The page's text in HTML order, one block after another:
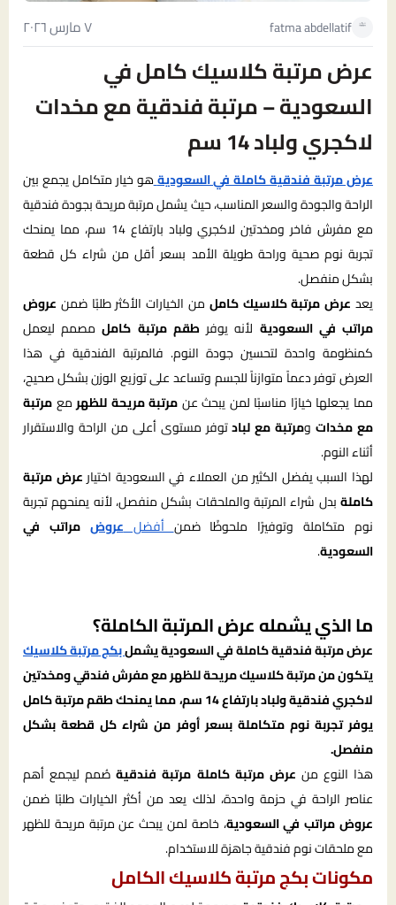
fatma abdellatif ٧ مارس ٢٠٢٦
عرض مرتبة كلاسيك كامل في
السعودية – مرتبة فندقية مع مخدات
لاكجري ولباد 14 سم
عرض مرتبة فندقية كاملة في السعوديةهو خيار متكامل يجمع بين
الراحة والجودة والسعر المناسب، حيث يشمل مرتبة مريحة بجودة فندقية
مع مفرش فاخر ومخدتين لاكجري ولباد بارتفاع 14 سم، مما يمنحك
تجربة نوم صحية وراحة طويلة الأمد بسعر أقل من شراء كل قطعة
بشكل منفصل.
يعد عرض مرتبة كلاسيك كامل من الخيارات الأكثر طلبًا ضمن عروض
مراتب في السعودية لأنه يوفر طقم مرتبة كاملمصمم ليعمل
كمنظومة واحدة لتحسين جودة النوم. فالمرتبة الفندقية في هذا
العرض توفر دعماً متوازناً للجسم وتساعد على توزيع الوزن بشكل صحيح،
مما يجعلها خيارًا مناسبًا لمن يبحث عنمرتبة مريحة للظهرمعمرتبة
مع مخداتومرتبة مع لبادتوفر مستوى أعلى من الراحة والاستقرار
أثناء النوم.
لهذا السبب يفضل الكثير من العملاء في السعودية اختيار عرض مرتبة
كاملةبدل شراء المرتبة والملحقات بشكل منفصل، لأنه يمنحهم تجربة
نوم متكاملة وتوفيرًا ملحوظًا ضمنأفضلعروض مراتب في
السعودية.
ما الذي يشمله عرض المرتبة الكاملة؟
عرض مرتبة فندقية كاملة في السعودية يشملبكج مرتبة كلاسيك
يتكون من مرتبة كلاسيك مريحة للظهر مع مفرش فندقي ومخدتين
لاكجري فندقية ولباد بارتفاع 14 سم، مما يمنحك طقم مرتبة كامل
يوفر تجربة نوم متكاملة بسعر أوفر من شراء كل قطعة بشكل
منفصل.
هذا النوع من عرض مرتبة كاملة مرتبة فندقيةصُمم ليجمع أهم
عناصر الراحة في حزمة واحدة، لذلك يعد من أكثر الخيارات طلبًا ضمن
عروض مراتب في السعودية، خاصة لمن يبحث عن مرتبة مريحة للظهر
مع ملحقات نوم فندقية جاهزة للاستخدام.
مكونات بكج مرتبة كلاسيك الكامل